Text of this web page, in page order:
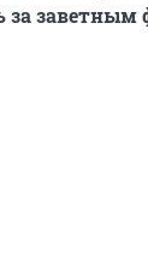
за